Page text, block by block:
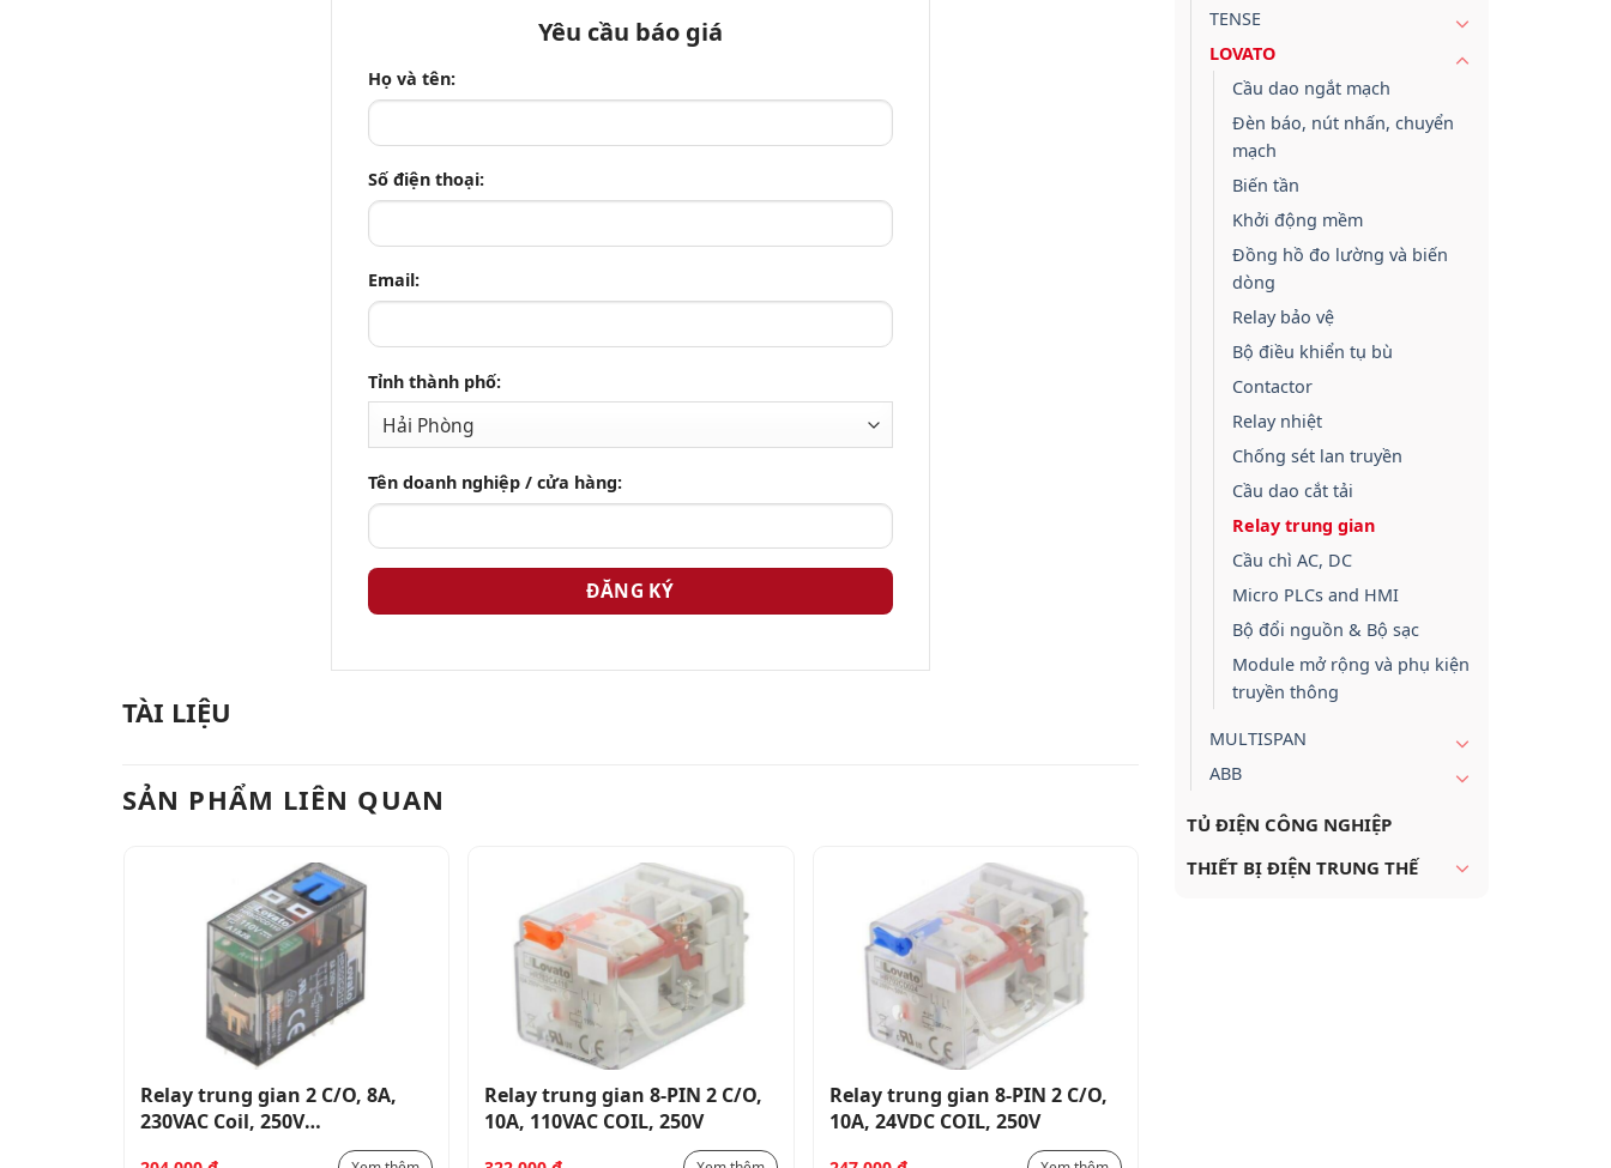
Yêu cầu báo giá
Họ và tên:
Số điện thoại:
Email:
Tỉnh thành phố:
Tên doanh nghiệp / cửa hàng:
TÀI LIỆU
SẢN PHẨM LIÊN QUAN
Relay trung gian 2 C/O, 8A,
230VAC Coil, 250V
Relay trung gian 8-PIN 2 C/O,
10A, 110VAC COIL, 250V
Relay trung gian 8-PIN 2 C/O,
10A, 24VDC COIL, 250V
TENSE
LOVATO
Cầu dao ngắt mạch
Đèn báo, nút nhấn, chuyển
mạch
Biến tần
Khởi động mềm
Đồng hồ đo lường và biến
dòng
Relay bảo vệ
Bộ điều khiển tụ bù
Contactor
Relay nhiệt
Chống sét lan truyền
Cầu dao cắt tải
Relay trung gian
Cầu chì AC, DC
Micro PLCs and HMI
Bộ đổi nguồn & Bộ sạc
Module mở rộng và phụ kiện
truyền thông
MULTISPAN
ABB
TỦ ĐIỆN CÔNG NGHIỆP
THIẾT BỊ ĐIỆN TRUNG THẾ